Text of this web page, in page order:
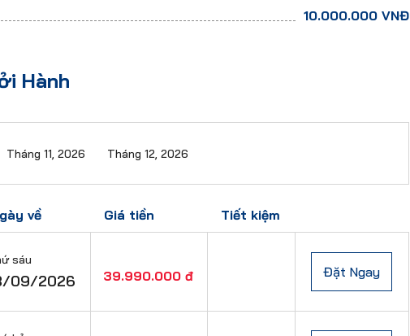
10.000.000 VNĐ
Hành
Tháng 11, 2026 Tháng 12, 2026
về Giá tiền Tiết kiệm
sáu
09/2026 39.990.000 đ Đặt Ngay